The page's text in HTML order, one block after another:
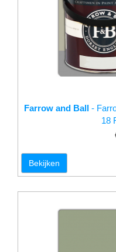
Farrow and Ball-
18
Bekijken